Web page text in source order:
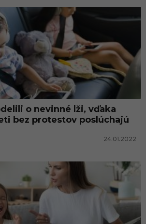
o nevinné lži, vďaka
bez protestov poslúchajú
24.01.2022